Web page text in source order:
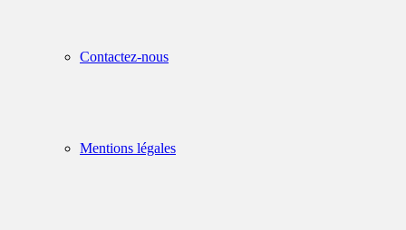
Contactez-nous
Mentions légales